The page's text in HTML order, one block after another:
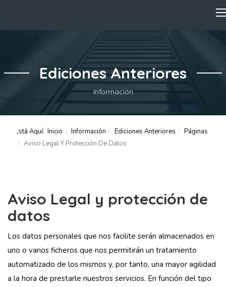
Ediciones Anteriores
Información
Está Aquí: Inicio Información Ediciones Anteriores
Páginas
Aviso Legal Y Protección De Datos
Aviso Legal y protección de
datos
Los datos personales que nos facilite serán almacenados en
uno o varios ficheros que nos permitirán un tratamiento
automatizado de los mismos y, por tanto, una mayor agilidad
a la hora de prestarle nuestros servicios. En función del tipo